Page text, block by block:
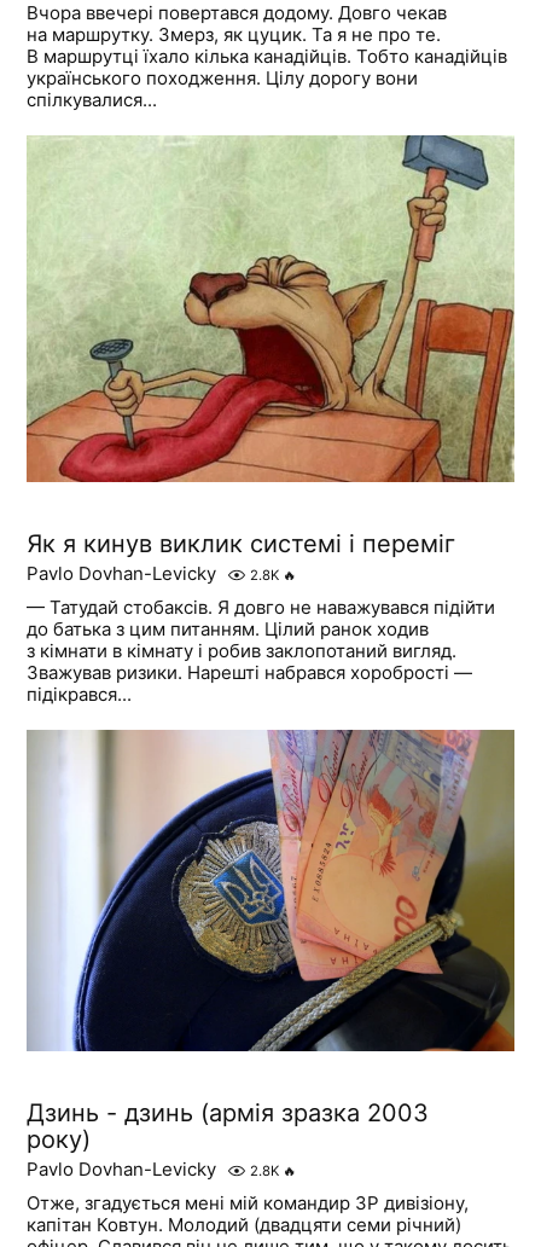
Вчора ввечері повертався додому. Довго чекав
на маршрутку. Змерз, як цуцик. Та я не про те.
В маршрутці їхало кілька канадійців. Тобто канадійців
українського походження. Цілу дорогу вони
спілкувалися...
Як я кинув виклик системі і переміг
Pavlo Dovhan-Levicky 2.8K 🔥
— Татудай стобаксів. Я довго не наважувався підійти
до батька з цим питанням. Цілий ранок ходив
з кімнати в кімнату і робив заклопотаний вигляд.
Зважував ризики. Нарешті набрався хоробрості —
підікрався...
Дзинь - дзинь (армія зразка 2003
року)
Pavlo Dovhan-Levicky 2.8K 🔥
Отже, згадується мені мій командир ЗР дивізіону,
капітан Ковтун. Молодий (двадцяти семи річний)